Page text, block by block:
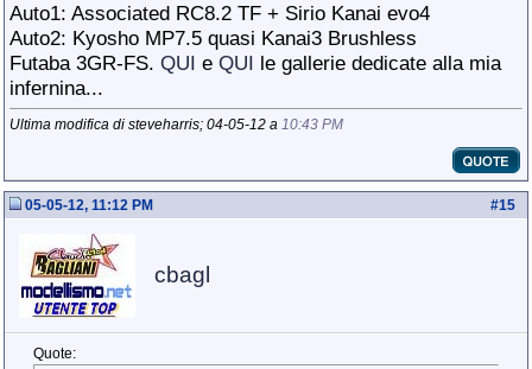
Auto1: Associated RC8.2 TF + Sirio Kanai evo4
Auto2: Kyosho MP7.5 quasi Kanai3 Brushless
Futaba 3GR-FS. QUI e QUI le gallerie dedicate alla mia
infernina...
Ultima modifica di steveharris; 04-05-12 a 10:43 PM
#15
05-05-12, 11:12 PM
cbagl
Quote: